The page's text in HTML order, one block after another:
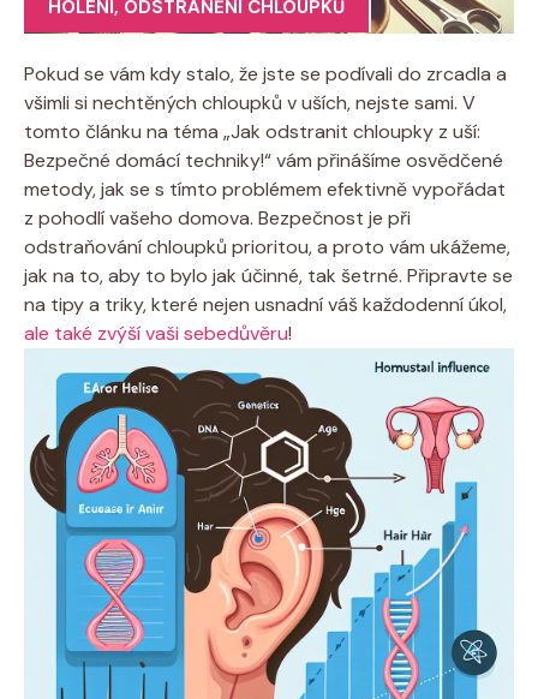
HOLENÍ, ODSTRANĚNÍ CHLOUPKŮ
Pokud se vám kdy stalo, že jste se podívali do zrcadla a
všimli si nechtěných chloupků v uších, nejste sami. V
tomto článku na téma „Jak odstranit chloupky z uší:
Bezpečné domácí techniky!“ vám přinášíme osvědčené
metody, jak se s tímto problémem efektivně vypořádat
z pohodlí vašeho domova. Bezpečnost je při
odstraňování chloupků prioritou, a proto vám ukážeme,
jak na to, aby to bylo jak účinné, tak šetrné. Připravte se
na tipy a triky, které nejen usnadní váš každodenní úkol,
ale také zvýší vaši sebedůvěru!